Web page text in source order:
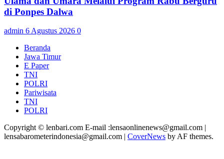
di Ponpes Dalwa
admin 6 Agustus 2026 0
Beranda
Jawa Timur
E Paper
TNI
POLRI
Pariwisata
TNI
POLRI
Copyright © lenbari.com E-mail :lensaonlinenews@gmail.com |
lensabarometerindonesia@gmail.com | CoverNews by AF themes.